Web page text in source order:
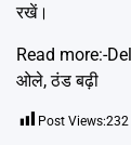
रखें।
Read more:-
ओले, ठंड बढ़ी
Post Views:232